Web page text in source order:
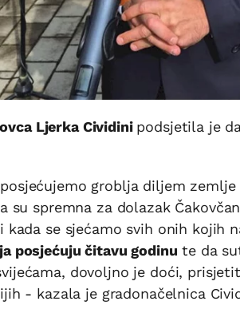
Ljerka Cividini podsjetila je
groblja diljem zemlje
su spremna za dolazak
kada se sjećamo svih onih kojih
posjećuju čitavu godinu te da
dovoljno je doći,
- kazala je gradonačelnica